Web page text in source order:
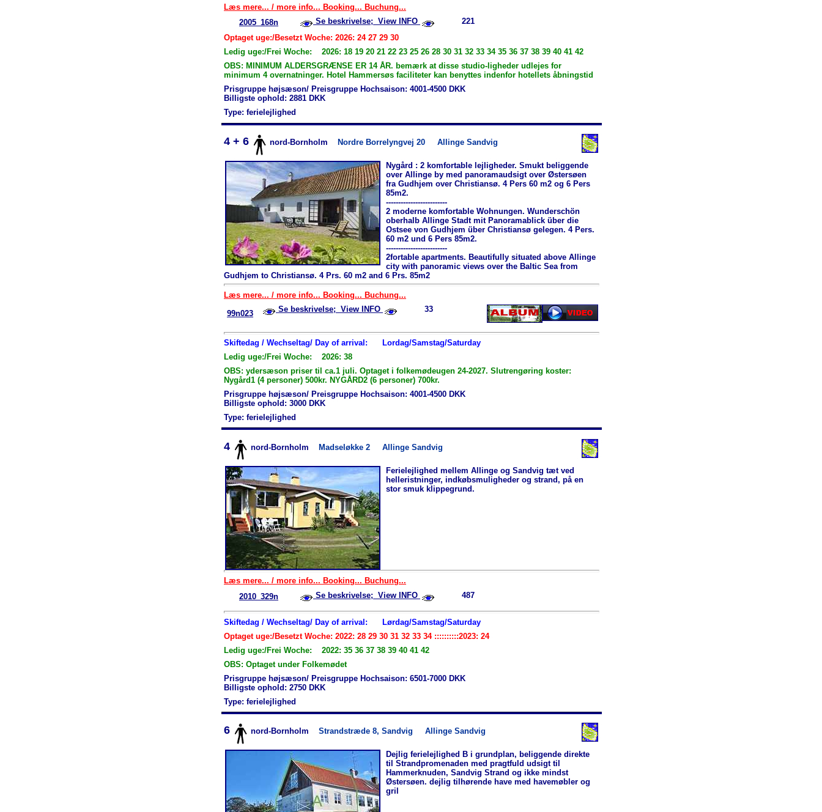
Læs mere... / more info... Booking... Buchung...
2005_168n
Se beskrivelse; View INFO
221
Optaget uge:/Besetzt Woche: 2026: 24 27 29 30
Ledig uge:/Frei Woche: 2026: 18 19 20 21 22 23 25 26 28 30 31 32 33 34 35 36 37 38 39 40 41 42
OBS: MINIMUM ALDERSGRÆNSE ER 14 ÅR. bemærk at disse studio-ligheder udlejes for
minimum 4 overnatninger. Hotel Hammersøs faciliteter kan benyttes indenfor hotellets åbningstid
Prisgruppe højsæson/ Preisgruppe Hochsaison: 4001-4500 DKK
Billigste ophold: 2881 DKK
Type: ferielejlighed
4 + 6 nord-Bornholm Nordre Borrelyngvej 20 Allinge Sandvig
Nygård : 2 komfortable lejligheder. Smukt beliggende
over Allinge by med panoramaudsigt over Østersøen
fra Gudhjem over Christiansø. 4 Pers 60 m2 og 6 Pers
85m2.
-------------------------
2 moderne komfortable Wohnungen. Wunderschön
oberhalb Allinge Stadt mit Panoramablick über die
Ostsee von Gudhjem über Christiansø gelegen. 4 Pers.
60 m2 und 6 Pers 85m2.
-------------------------
2fortable apartments. Beautifully situated above Allinge
city with panoramic views over the Baltic Sea from
Gudhjem to Christiansø. 4 Prs. 60 m2 and 6 Prs. 85m2
Læs mere... / more info... Booking... Buchung...
99n023
Se beskrivelse; View INFO 33
Skiftedag / Wechseltag/ Day of arrival:
Lordag/Samstag/Saturday
Ledig uge:/Frei Woche: 2026: 38
OBS: ydersæson priser til ca.1 juli. Optaget i folkemødeugen 24-2027. Slutrengøring koster:
Nygård1 (4 personer) 500kr. NYGÅRD2 (6 personer) 700kr.
Prisgruppe højsæson/ Preisgruppe Hochsaison: 4001-4500 DKK
Billigste ophold: 3000 DKK
Type: ferielejlighed
4 nord-Bornholm Madseløkke 2 Allinge Sandvig
Ferielejlighed mellem Allinge og Sandvig tæt ved
helleristninger, indkøbsmuligheder og strand, på en
stor smuk klippegrund.
Læs mere... / more info... Booking... Buchung...
2010_329n
Se beskrivelse; View INFO 487
Skiftedag / Wechseltag/ Day of arrival:
Lørdag/Samstag/Saturday
Optaget uge:/Besetzt Woche: 2022: 28 29 30 31 32 33 34 ::::::::::2023: 24
Ledig uge:/Frei Woche: 2022: 35 36 37 38 39 40 41 42
OBS: Optaget under Folkemødet
Prisgruppe højsæson/ Preisgruppe Hochsaison: 6501-7000 DKK
Billigste ophold: 2750 DKK
Type: ferielejlighed
6 nord-Bornholm Strandstræde 8, Sandvig Allinge Sandvig
Dejlig ferielejlighed B i grundplan, beliggende direkte
til Strandpromenaden med pragtfuld udsigt til
Hammerknuden, Sandvig Strand og ikke mindst
Østersøen. dejlig tilhørende have med havemøbler og
gril